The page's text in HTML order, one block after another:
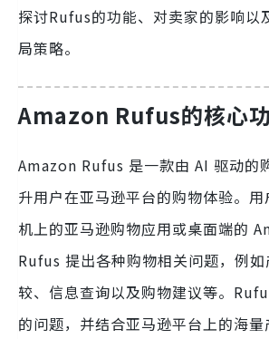
探讨Rufus的功能、对卖家的影响以
局策略。
Amazon Rufus的核心
Amazon Rufus 是一款由 AI 驱动的
升用户在亚马逊平台的购物体验。
机上的亚马逊购物应用或桌面端的
Rufus 提出各种购物相关问题，例
较、信息查询以及购物建议等。
的问题，并结合亚马逊平台上的海